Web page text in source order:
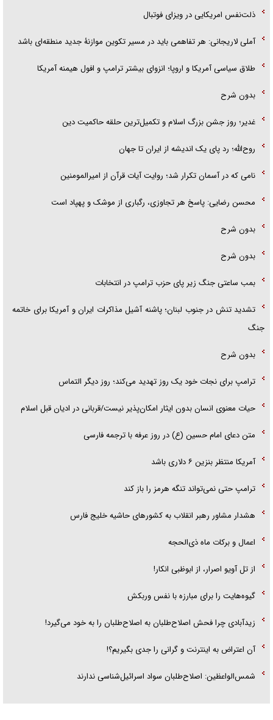
ذلت‌نفس امریکایی در ویزای فوتبال
آملی لاریجانی: هر تفاهمی باید در مسیر تکوین موازنۀ جدید منطقه‌ای باشد
طلاق سیاسی آمریکا و اروپا؛ انزوای بیشتر ترامپ و افول هیمنه آمریکا
بدون شرح
غدیر؛ روز جشن بزرگ اسلام و تکمیل‌ترین حلقه حاکمیت دین
روح‌الله؛ رد پای یک اندیشه از ایران تا جهان
نامی که در آسمان تکرار شد؛ روایت آیات قرآن از امیرالمومنین
محسن رضایی: پاسخ هر تجاوزی، رگباری از موشک و پهپاد است
بدون شرح
بدون شرح
بمب ساعتی جنگ زیر پای حزب ترام‍پ در انتخابات
تشدید تنش در جنوب لبنان؛ پاشنه آشیل مذاکرات ایران و آمریکا برای خاتمه
جنگ
بدون شرح
ترامپ برای نجات خود یک روز تهدید می‌کند؛ روز دیگر التماس
حیات معنوی انسان بدون ایثار امکان‌پذیر نیست/قربانی در ادیان قبل اسلام
متن دعای امام حسین (ع) در روز عرفه با ترجمه فارسی
آمریکا منتظر بنزین ۶ دلاری باشد
ترامپ حتی نمی‌تواند تنگه هرمز را باز کند
هشدار مشاور رهبر انقلاب به کشور‌های حاشیه خلیج فارس
اعمال و برکات ماه ذی‌الحجه
از تل آویو اصرار، از ابوظبی انکار!
گیوه‌هایت را برای مبارزه با نفس وربکش
زیدآبادی چرا فحش اصلاح‌طلبان به اصلاح‌طلبان را به خود می‌گیرد!
آن اعتراض به اینترنت و گرانی را جدی بگیریم؟!
شمس‌الواعظین: اصلاح‌طلبان سواد اسرائیل‌شناسی ندارند